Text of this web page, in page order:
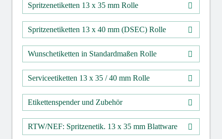
Spritzenetiketten 13 x 35 mm Rolle
Spritzenetiketten 13 x 40 mm (DSEC) Rolle
Wunschetiketten in Standardmaßen Rolle
Serviceetiketten 13 x 35 / 40 mm Rolle
Etikettenspender und Zubehör
RTW/NEF: Spritzenetik. 13 x 35 mm Blattware